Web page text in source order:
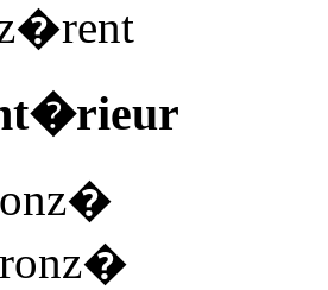
�rent
�
�